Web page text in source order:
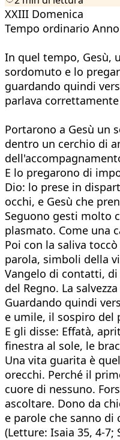
XXIII Domenica
Tempo ordinario
In quel tempo, Gesù,
sordomuto e lo
guardando quindi
parlava correttamente
Portarono a Gesù un
dentro un cerchio di
E lo pregarono di
Dio: lo prese in
occhi, e Gesù che
Seguono gesti molto
plasmato. Come una
Poi con la saliva
parola, simboli della
Vangelo di contatti,
del Regno. La
Guardando quindi
e umile, il sospiro del
E gli disse: Effatà,
finestra al sole, le
Una vita guarita è
orecchi. Perché il
cuore di nessuno.
ascoltare. Dono da
e parole che sanno di
(Letture: Isaia 35, 4-7;